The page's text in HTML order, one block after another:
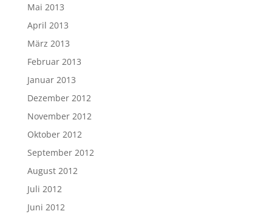
Mai 2013
April 2013
März 2013
Februar 2013
Januar 2013
Dezember 2012
November 2012
Oktober 2012
September 2012
August 2012
Juli 2012
Juni 2012